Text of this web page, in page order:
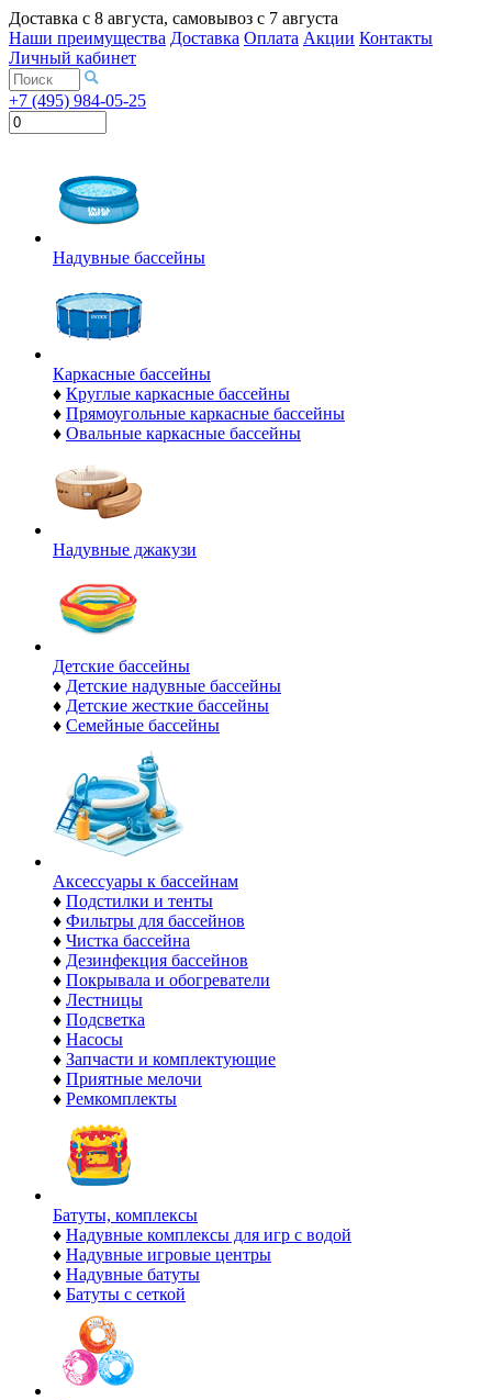
Доставка с 8 августа, самовывоз с 7 августа
Наши преимущества Доставка Оплата Акции Контакты
Личный кабинет
+7 (495) 984-05-25
Надувные бассейны
Каркасные бассейны
♦ Круглые каркасные бассейны
♦ Прямоугольные каркасные бассейны
♦ Овальные каркасные бассейны
Надувные джакузи
Детские бассейны
♦ Детские надувные бассейны
♦ Детские жесткие бассейны
♦ Семейные бассейны
Аксессуары к бассейнам
♦ Подстилки и тенты
♦ Фильтры для бассейнов
♦ Чистка бассейна
♦ Дезинфекция бассейнов
♦ Покрывала и обогреватели
♦ Лестницы
♦ Подсветка
♦ Насосы
♦ Запчасти и комплектующие
♦ Приятные мелочи
♦ Ремкомплекты
Батуты, комплексы
♦ Надувные комплексы для игр с водой
♦ Надувные игровые центры
♦ Надувные батуты
♦ Батуты с сеткой